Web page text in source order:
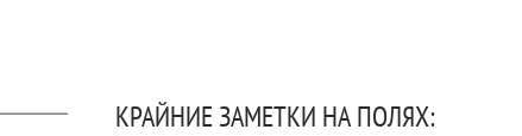
КРАЙНИЕ ЗАМЕТКИ НА ПОЛЯХ: